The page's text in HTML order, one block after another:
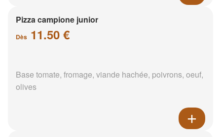
Pizza campione junior
Dès 11.50 €
Base tomate, fromage, viande hachée, poivrons, oeuf,
olives